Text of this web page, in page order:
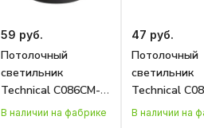
59 руб.
Потолочный
светильник
Technical C086CM-
GX53-MRD-B
В наличии на фабрике
47 руб.
Потолочный
светильник
Technical
GX53-SRD-B
В наличии на